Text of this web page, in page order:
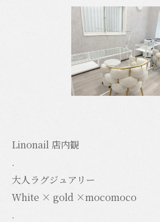
Linonail 店内観
.
大人ラグジュアリー
White × gold ×mocomoco
.